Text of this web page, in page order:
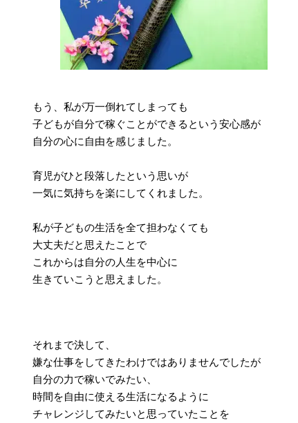
もう、私が万一倒れてしまっても
子どもが自分で稼ぐことができるという安心感が
自分の心に自由を感じました。
育児がひと段落したという思いが
一気に気持ちを楽にしてくれました。
私が子どもの生活を全て担わなくても
大丈夫だと思えたことで
これからは自分の人生を中心に
生きていこうと思えました。
それまで決して、
嫌な仕事をしてきたわけではありませんでしたが
自分の力で稼いでみたい、
時間を自由に使える生活になるように
チャレンジしてみたいと思っていたことを